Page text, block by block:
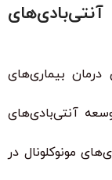
درمان بیماری‌های
آنتی‌بادی‌های
مونوکلونال در